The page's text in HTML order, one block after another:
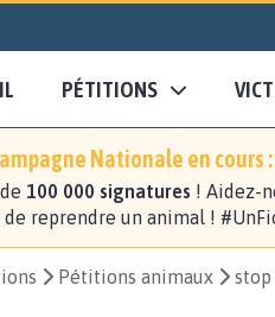
PÉTITIONS
Nationale en cours :
100 000 signatures ! Aidez-
reprendre un animal !
Pétitions animaux stop